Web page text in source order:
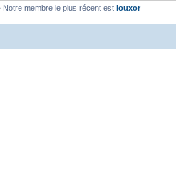
Notre membre le plus récent est louxor